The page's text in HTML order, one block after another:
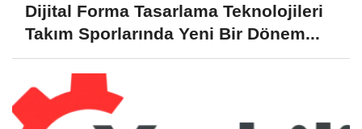
Dijital Forma Tasarlama Teknolojileri
Takım Sporlarında Yeni Bir Dönem...